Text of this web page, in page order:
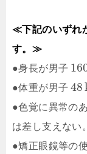
≪下記のいずれ
す。≫
●身長が男子
●体重が男子 48
●色覚に異常の
は差し支えない
●矯正眼鏡等の